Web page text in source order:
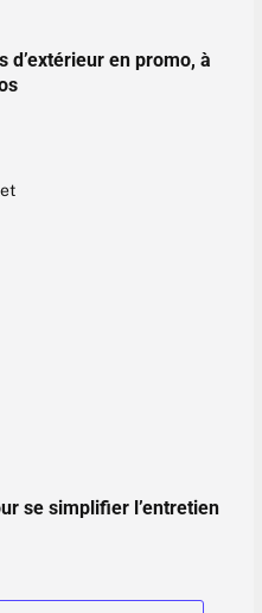
d’extérieur en promo, à
se simplifier l’entretien